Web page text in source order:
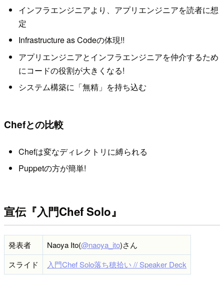
インフラエンジニアより、アプリエンジニアを読者に想
定
Infrastructure as Codeの体現!!
アプリエンジニアとインフラエンジニアを仲介するため
にコードの役割が大きくなる!
システム構築に「無精」を持ち込む
Chefとの比較
Chefは変なディレクトリに縛られる
Puppetの方が簡単!
宣伝『入門Chef Solo』
発表者 Naoya Ito(@naoya_ito)さん
スライド
入門Chef Solo落ち穂拾い // Speaker Deck